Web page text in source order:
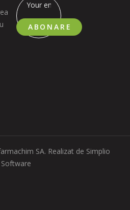
ABONARE
SA. Realizat de Simplio
Software